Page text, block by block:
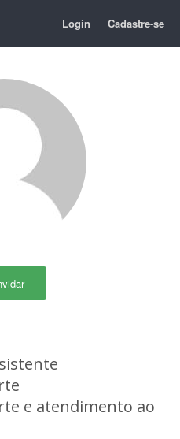
Login Cadastre-se
e atendimento ao